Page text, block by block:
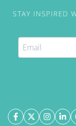
STAY INSPIRED